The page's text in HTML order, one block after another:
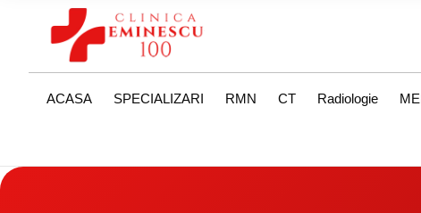
ACASA SPECIALIZARI RMN CT Radiologie